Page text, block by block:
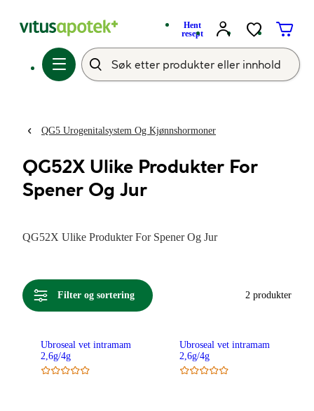
Hent
resept
QG5 Urogenitalsystem Og Kjønnshormoner
QG52X Ulike Produkter For
Spener Og Jur
QG52X Ulike Produkter For Spener Og Jur
Filter og sortering 2 produkter
Ubroseal vet intramam
2,6g/4g
Ubroseal vet intramam
2,6g/4g